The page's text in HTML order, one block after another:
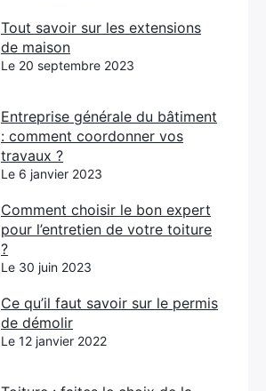
Tout savoir sur les extensions
de maison
Le 20 septembre 2023
Entreprise générale du bâtiment
: comment coordonner vos
travaux ?
Le 6 janvier 2023
Comment choisir le bon expert
pour l’entretien de votre toiture
?
Le 30 juin 2023
Ce qu’il faut savoir sur le permis
de démolir
Le 12 janvier 2022